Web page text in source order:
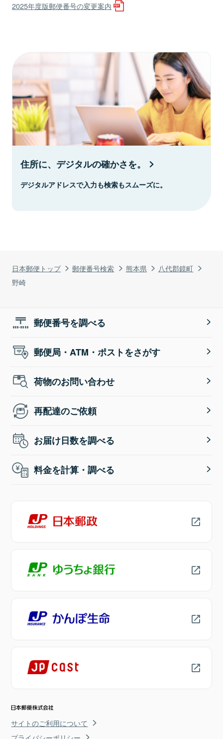
日本郵便トップ 郵便番号検索 熊本県
八代郡鏡町
野崎
2025年度版郵便番号の変更案内
住所に、デジタルの確かさを。
デジタルアドレスで入力も検索もスムーズに。
郵便番号を調べる
郵便局・ATM・ポストをさがす
荷物のお問い合わせ
再配達のご依頼
お届け日数を調べる
料金を計算・調べる
サイトのご利用について